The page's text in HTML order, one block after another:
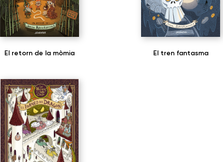
El retorn de la mòmia El tren fantasma